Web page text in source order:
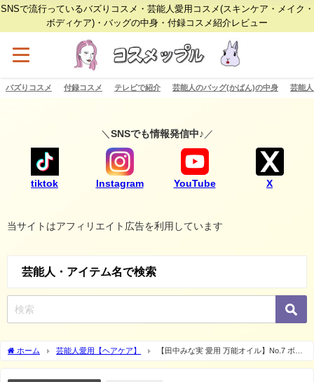
SNSで流行っているバズりコスメ・芸能人愛用コスメ(スキンケア・メイク・
ボディケア)・バッグの中身・付録コスメ紹介レビュー
バズりコスメ 付録コスメ テレビで紹介 芸能人のバッグ(かばん)の中身 芸能
＼ SNSでも情報発信中♪ ／
tiktok Instagram YouTube X
当サイトはアフィリエイト広告を利用しています
芸能人・アイテム名で検索
ホーム 芸能人愛用【ヘアケア】
【田中みな実 愛用 万能オイル】No.7 ボン
ディングオイル の口コミ・使用感・購入先は？